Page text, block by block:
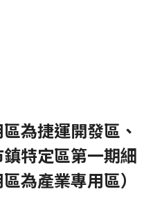
為捷運開發區、
特定區第一期細
為產業專用區）